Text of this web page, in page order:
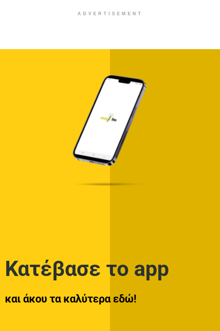
ADVERTISEMENT
Κατέβασε το app
και άκου τα καλύτερα εδώ!